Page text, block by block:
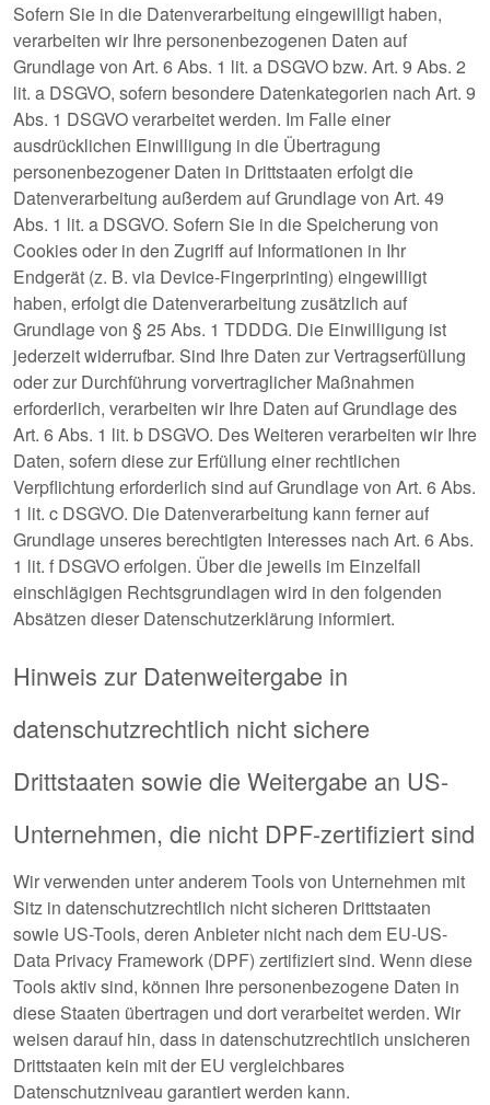
Sofern Sie in die Datenverarbeitung eingewilligt haben,
verarbeiten wir Ihre personenbezogenen Daten auf
Grundlage von Art. 6 Abs. 1 lit. a DSGVO bzw. Art. 9 Abs. 2
lit. a DSGVO, sofern besondere Datenkategorien nach Art. 9
Abs. 1 DSGVO verarbeitet werden. Im Falle einer
ausdrücklichen Einwilligung in die Übertragung
personenbezogener Daten in Drittstaaten erfolgt die
Datenverarbeitung außerdem auf Grundlage von Art. 49
Abs. 1 lit. a DSGVO. Sofern Sie in die Speicherung von
Cookies oder in den Zugriff auf Informationen in Ihr
Endgerät (z. B. via Device-Fingerprinting) eingewilligt
haben, erfolgt die Datenverarbeitung zusätzlich auf
Grundlage von § 25 Abs. 1 TDDDG. Die Einwilligung ist
jederzeit widerrufbar. Sind Ihre Daten zur Vertragserfüllung
oder zur Durchführung vorvertraglicher Maßnahmen
erforderlich, verarbeiten wir Ihre Daten auf Grundlage des
Art. 6 Abs. 1 lit. b DSGVO. Des Weiteren verarbeiten wir Ihre
Daten, sofern diese zur Erfüllung einer rechtlichen
Verpflichtung erforderlich sind auf Grundlage von Art. 6 Abs.
1 lit. c DSGVO. Die Datenverarbeitung kann ferner auf
Grundlage unseres berechtigten Interesses nach Art. 6 Abs.
1 lit. f DSGVO erfolgen. Über die jeweils im Einzelfall
einschlägigen Rechtsgrundlagen wird in den folgenden
Absätzen dieser Datenschutzerklärung informiert.
Hinweis zur Datenweitergabe in
datenschutzrechtlich nicht sichere
Drittstaaten sowie die Weitergabe an US-
Unternehmen, die nicht DPF-zertifiziert sind
Wir verwenden unter anderem Tools von Unternehmen mit
Sitz in datenschutzrechtlich nicht sicheren Drittstaaten
sowie US-Tools, deren Anbieter nicht nach dem EU-US-
Data Privacy Framework (DPF) zertifiziert sind. Wenn diese
Tools aktiv sind, können Ihre personenbezogene Daten in
diese Staaten übertragen und dort verarbeitet werden. Wir
weisen darauf hin, dass in datenschutzrechtlich unsicheren
Drittstaaten kein mit der EU vergleichbares
Datenschutzniveau garantiert werden kann.